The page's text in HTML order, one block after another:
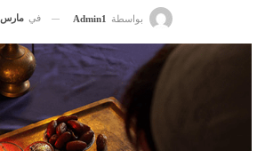
بواسطة Admin1 في مارس 20, 2021